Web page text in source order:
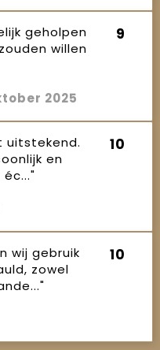
geholpen
willen
9
2025
uitstekend.
en
10
wij gebruik
zowel
10